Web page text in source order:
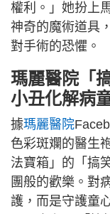
權利。」她扮上
神奇的魔術道具
對手術的恐懼。
瑪麗醫院「
小丑化解病
據瑪麗醫院
色彩斑斕的醫生
法寶箱」的「搞
團般的歡樂。對
護，而是守護童